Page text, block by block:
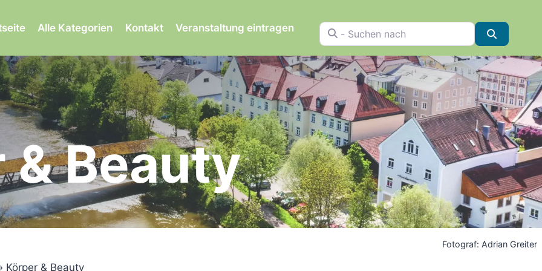
Alle Kategorien Kontakt Veranstaltung eintragen - Suchen nach
& Beauty
Fotograf: Adrian Greiter
Körper & Beauty